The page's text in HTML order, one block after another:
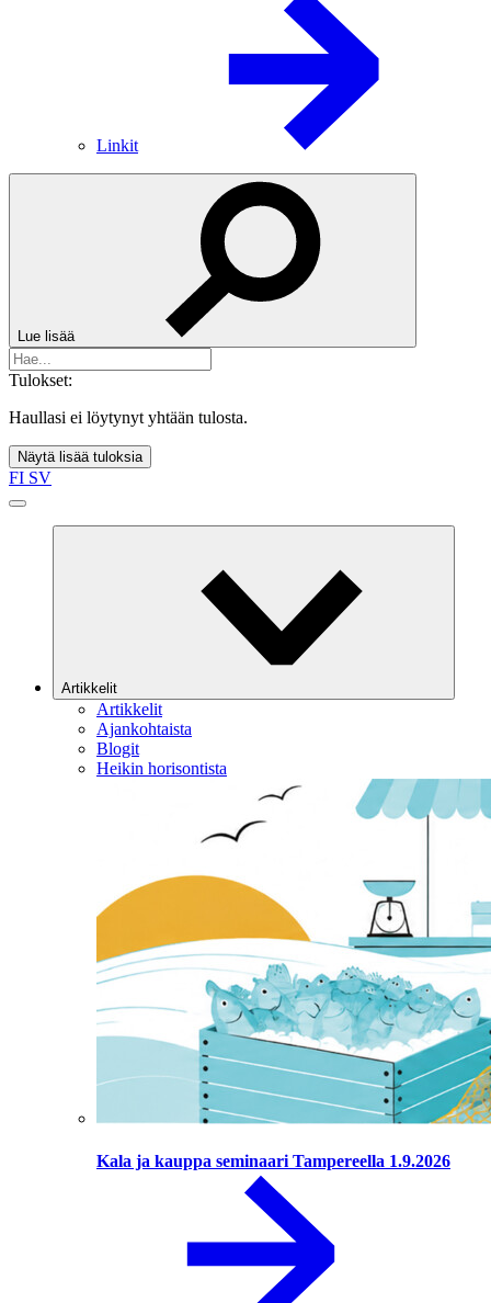
Linkit
Lue lisää
Tulokset:
Haullasi ei löytynyt yhtään tulosta.
Näytä lisää tuloksia
FI SV
Artikkelit
Artikkelit
Ajankohtaista
Blogit
Heikin horisontista
Kala ja kauppa seminaari Tampereella 1.9.2026